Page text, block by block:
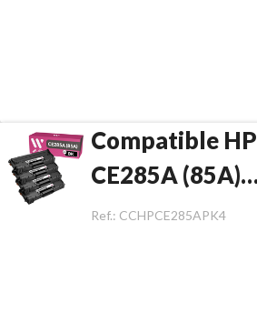
Compatible HP
CE285A (85A)
Pack de 4
Ref.: CCHPCE285APK4